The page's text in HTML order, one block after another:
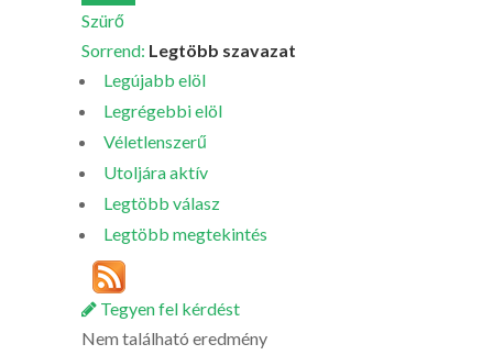
Szürő
Sorrend: Legtöbb szavazat
Legújabb elöl
Legrégebbi elöl
Véletlenszerű
Utoljára aktív
Legtöbb válasz
Legtöbb megtekintés
Tegyen fel kérdést
Nem található eredmény